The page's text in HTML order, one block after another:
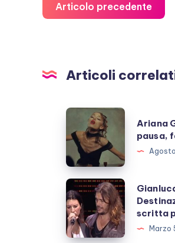
Articolo precedente
Articoli
Ariana
Grande
prende
una
pausa,
fan
preoccupati
Ariana
pausa,
Gianluca
Grignani:
Destinazione
paradiso
scritta
Marzo